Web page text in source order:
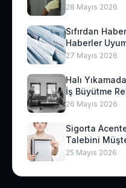
28 Mayıs 2026
Sıfırdan
Haberler
27 Mayıs 2026
Halı
İş Büyütme
26 Mayıs 2026
Sigorta
Talebini
25 Mayıs 2026